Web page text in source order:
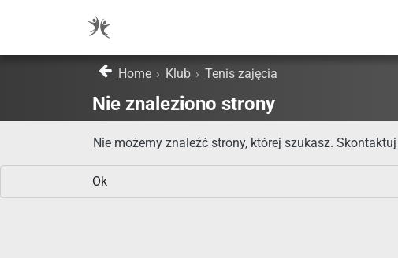
Home › Klub › Tenis zajęcia
Nie znaleziono strony
Nie możemy znaleźć strony, której szukasz.
Ok